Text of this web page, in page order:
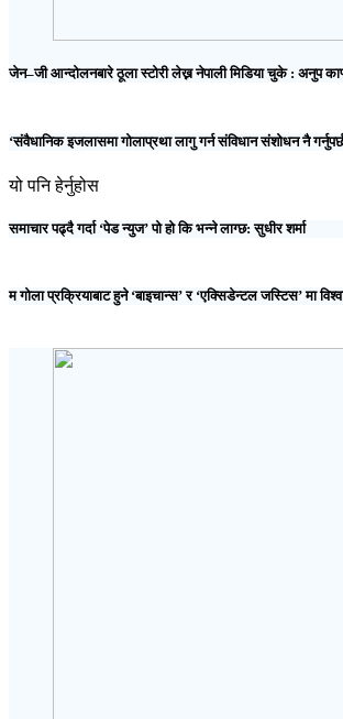
जेन–जी आन्दोलनबारे ठूला स्टोरी लेख्न नेपाली मिडिया चुके : अनुप
‘संवैधानिक इजलासमा गोलाप्रथा लागु गर्न संविधान संशोधन नै
यो पनि हेर्नुहोस
समाचार पढ्दै गर्दा ‘पेड न्युज’ पो हो कि भन्ने लाग्छ: सुधीर शर्मा
म गोला प्रक्रियाबाट हुने ‘बाइचान्स’ र ‘एक्सिडेन्टल जस्टिस’ मा